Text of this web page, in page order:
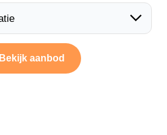
Bekijk aanbod